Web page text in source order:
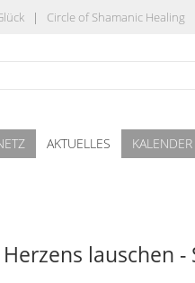
| Circle of Shamanic Healing
AKTUELLES KALENDER
lauschen -